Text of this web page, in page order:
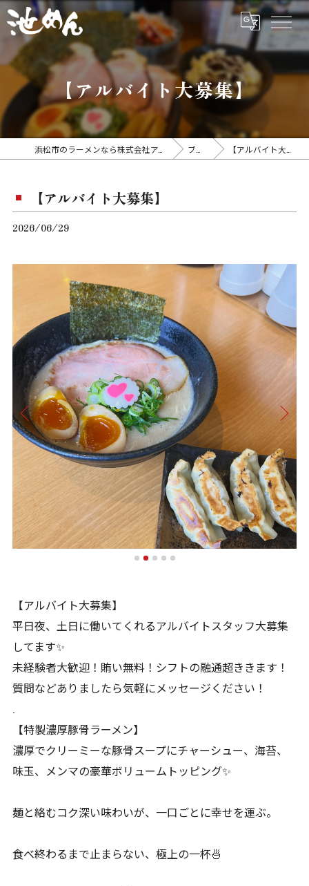
【アルバイト大募集】
ブログ 【アルバイト大募集】
【アルバイト大募集】
2026/06/29
【アルバイト大募集】
平日夜、土日に働いてくれるアルバイトスタッフ大募集
してます✨
未経験者大歓迎！賄い無料！シフトの融通超ききます！
質問などありましたら気軽にメッセージください！
.
【特製濃厚豚骨ラーメン】
濃厚でクリーミーな豚骨スープにチャーシュー、海苔、
味玉、メンマの豪華ボリュームトッピング✨
麺と絡むコク深い味わいが、一口ごとに幸せを運ぶ。
食べ終わるまで止まらない、極上の一杯🍜